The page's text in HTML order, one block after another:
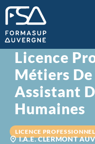
Licence
Métiers De
Assistant
Humaines
LICENCE
I.A.E. CLERMONT